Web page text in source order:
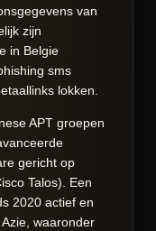
van
zijn
in Belgie
sms
lokken.
APT groepen
gericht op
Talos). Een
2020 actief en
waaronder